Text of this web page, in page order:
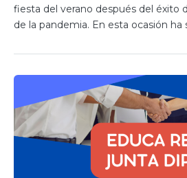
fiesta del verano después del éxito
de la pandemia. En esta ocasión ha